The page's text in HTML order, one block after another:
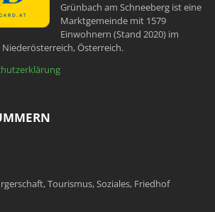
Grünbach am Schneeberg ist eine
Marktgemeinde mit 1579
Einwohnern (Stand 2020) im
Österreich.
Tourismus, Soziales, Friedhof